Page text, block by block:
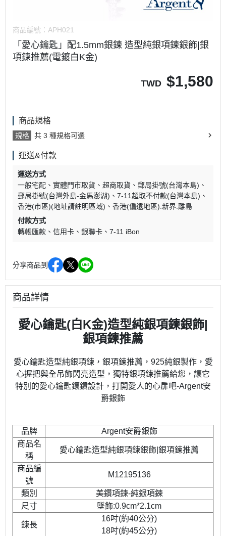
商品編號： APH021
「愛心鑰匙」配1.5mm銀鍊 造型純銀項鍊銀飾|銀
項鍊推薦(電鍍白K金)
TWD $1,580
商品規格
規格 共 3 種規格可選
運送&付款
運送方式
一般宅配
實體門市取貨 超商取貨
郵局掛號(台灣本島)
郵局掛號(台灣外島-金馬澎湖)
7-11超取不付款(台灣本島)
香港(市區)(地址請註明區域)
香港(偏遠地區).新界.離島
付款方式
轉帳匯款
信用卡 銀聯卡 7-11 iBon
分享商品到
商品詳情
愛心鑰匙(白K金)造型純銀項鍊銀飾|
銀項鍊推薦
愛心鑰匙造型純銀項鍊，銀項鍊推薦，925純銀製作，愛
心握把與全吊飾閃亮造型，獨特銀項鍊推薦給您，讓它
特別的愛心鑰匙鑲鑽設計，打開愛人的心扉吧-Argent安
爵銀飾
品牌
Argent安爵銀飾
商品名
稱
愛心鑰匙造型純銀項鍊銀飾|銀項鍊推薦
商品編
號
M12195136
類別
美鑽項鍊-純銀項鍊
尺寸
墜飾:0.9cm*2.1cm
鍊長
16吋(約40公分)
18吋(約45公分)